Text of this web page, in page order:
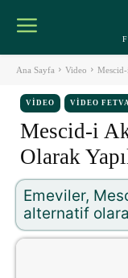
Ana Sayfa Video Mescid-
VIDEO VIDEO FETVA
Mescid-i
Olarak
Emeviler,
alternatif